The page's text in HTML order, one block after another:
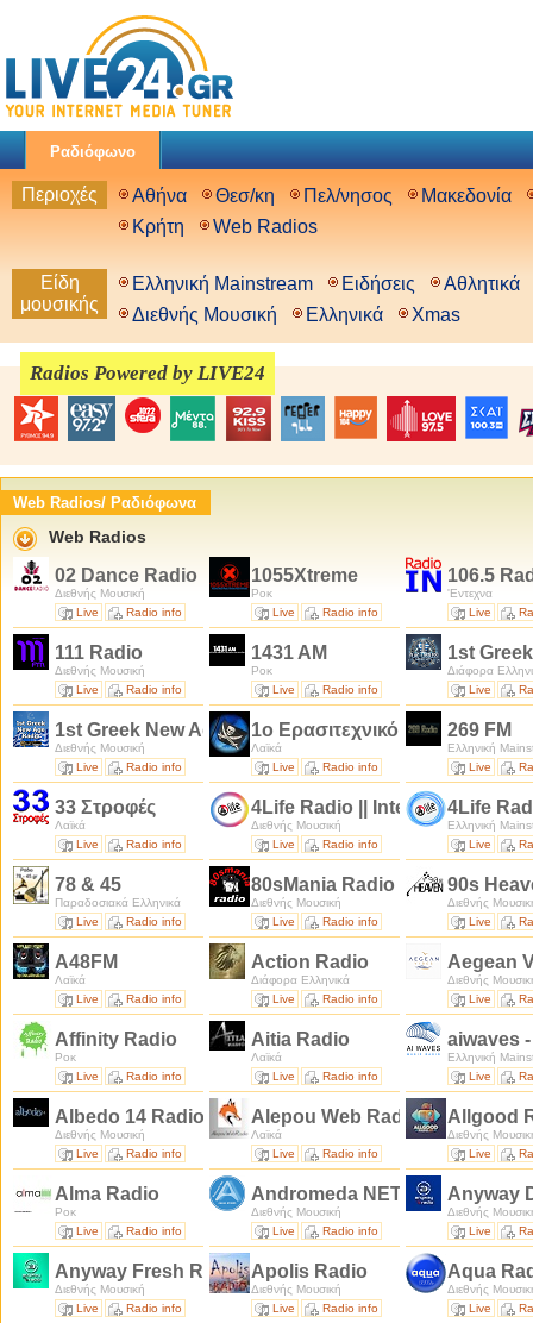
Ραδιόφωνο
Περιοχές Αθήνα Θεσ/κη Πελ/νησος
Μακεδονία
Κρήτη
Web Radios
Είδη
μουσικής
Ελληνική Mainstream Ειδήσεις
Αθλητικά
Διεθνής Μουσική
Ελληνικά Xmas
Radios Powered by LIVE24
Web Radios/ Ραδιόφωνα
Web Radios
02 Dance Radio
Διεθνής Μουσική
Live
Radio info
1055Xtreme
Ροκ
Live
Radio info
106.5
'Εντεχνα
Live
111 Radio
Διεθνής Μουσική
Live
Radio info
1431 AM
Ροκ
Live
Radio info
1st
Διάφορα
Live
1st Greek New Age FLAC Radio
Διεθνής Μουσική
Live
Radio info
1ο Ερασιτεχνικό Πρόγραμμα
Λαϊκά
Live
Radio info
269 FM
Ελληνική
Live
33 Στροφές
Λαϊκά
Live
Radio info
4Life Radio || International
Διεθνής Μουσική
Live
Radio info
4Life
Ελληνική
Live
78 & 45
Παραδοσιακά Ελληνικά
Live
Radio info
80sMania Radio
Διεθνής Μουσική
Live
Radio info
90s
Διεθνής
Live
A48FM
Λαϊκά
Live
Radio info
Action Radio
Διάφορα Ελληνικά
Live
Radio info
Aegean
Διεθνής
Live
Affinity Radio
Ροκ
Live
Radio info
Aitia Radio
Λαϊκά
Live
Radio info
aiwaves -
Ελληνική
Live
Albedo 14 Radio
Διεθνής Μουσική
Live
Radio info
Alepou Web Radio
Λαϊκά
Live
Radio info
Allgood
Διεθνής
Live
Alma Radio
Ροκ
Live
Radio info
Andromeda NET Radio
Διεθνής Μουσική
Live
Radio info
Anyway
Διεθνής
Live
Anyway Fresh Radio
Διεθνής Μουσική
Live
Radio info
Apolis Radio
Διεθνής Μουσική
Live
Radio info
Aqua
Διεθνής
Live